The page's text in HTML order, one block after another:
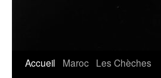
Accueil Maroc Les Chèches